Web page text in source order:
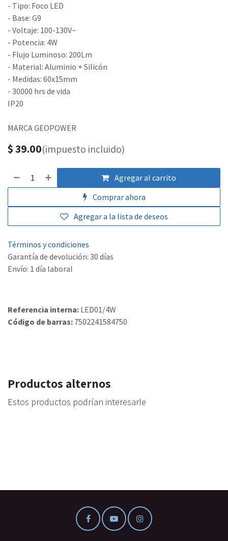
- Tipo: Foco LED
- Base: G9
- Voltaje: 100-130V~
- Potencia: 4W
- Flujo Luminoso: 200Lm
- Material: Aluminio + Silicón
- Medidas: 60x15mm
- 30000 hrs de vida
IP20
MARCA GEOPOWER
$39.00(impuesto incluido)
Agregar al carrito
Comprar ahora
Agregar a la lista de deseos
Términos y condiciones
Garantía de devolución: 30 días
Envío: 1 día laboral
Referencia interna: LED01/4W
Código de barras: 7502241584750
Productos alternos
Estos productos podrían interesarle